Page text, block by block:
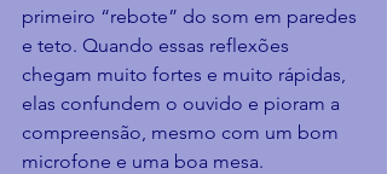
primeiro “rebote” do som em paredes
e teto. Quando essas reflexões
chegam muito fortes e muito rápidas,
elas confundem o ouvido e pioram a
compreensão, mesmo com um bom
microfone e uma boa mesa.